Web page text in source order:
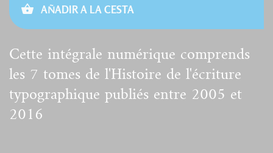
AÑADIR A LA CESTA
Cette intégrale numérique comprends
les 7 tomes de l'Histoire de l'écriture
typographique publiés entre 2005 et
2016